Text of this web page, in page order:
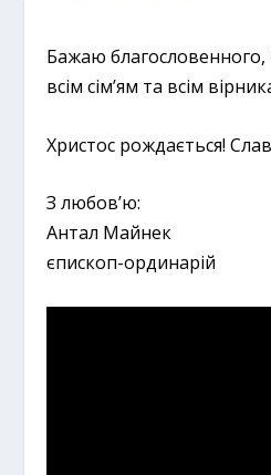
Бажаю благословенного,
всім сім’ям та всім
Христос рождається!
З любов’ю:
Антал Майнек
єпископ-ординарій